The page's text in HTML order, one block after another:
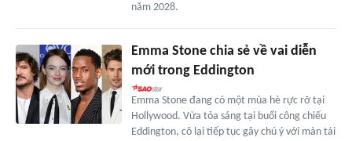
năm 2028.
Emma Stone chia sẻ về vai diễn
mới trong Eddington
Emma Stone đang có một mùa hè rực rỡ tại
Hollywood. Vừa tỏa sáng tại buổi công chiếu
Eddington, cô lại tiếp tục gây chú ý với màn tái